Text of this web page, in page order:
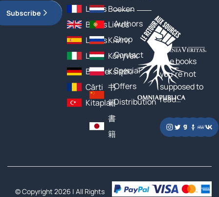
Subscribe
Livres
Books
Libros
Libri
Bücher
Cărți
Kitaplar
Boeken
Livros
Книги
Könyvek
Książki
书
籍
書
籍
Authors
Shop
Contact
Special
Offers
Distribution
The books
you’re not
supposed to
read…
© Copyright 2026 | All Rights